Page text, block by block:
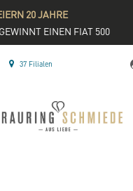
20 JAHRE
EINEN FIAT 500
37 Filialen